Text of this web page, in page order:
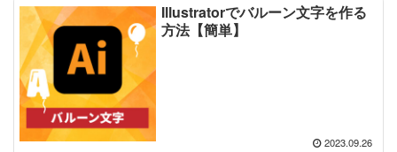
Illustratorでバルーン文字を作る
方法【簡単】
2023.09.26